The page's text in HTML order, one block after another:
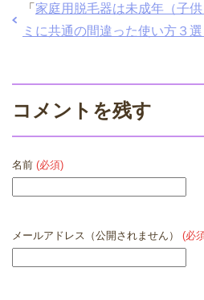
「 家庭用脱毛器は未成年（子
ミに共通の間違った使い方３選
コメントを残す
名前 (必須)
メールアドレス（公開されません） (必